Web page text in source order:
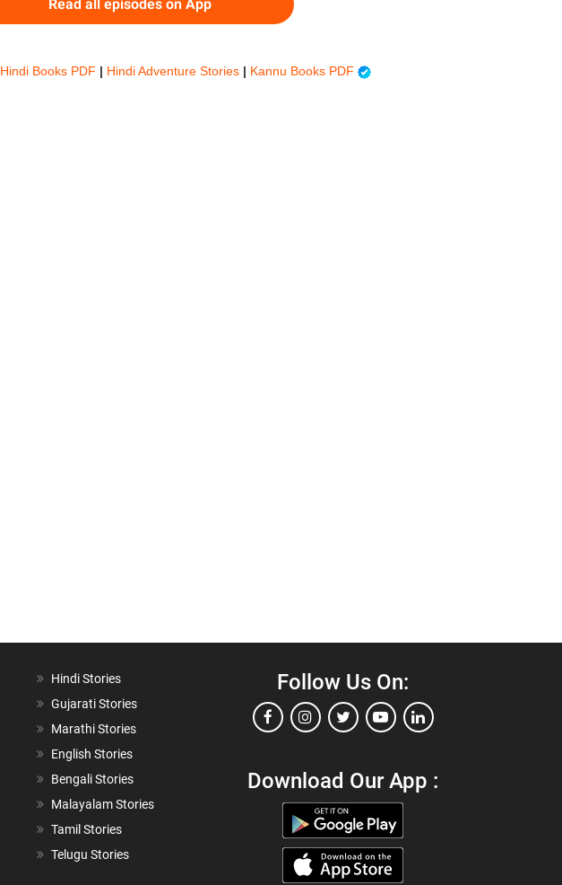
Read all episodes on App
Hindi Books PDF | Hindi Adventure Stories | Kannu Books PDF
Hindi Stories
Gujarati Stories
Marathi Stories
English Stories
Bengali Stories
Malayalam Stories
Tamil Stories
Telugu Stories
Follow Us On:
Download Our App :